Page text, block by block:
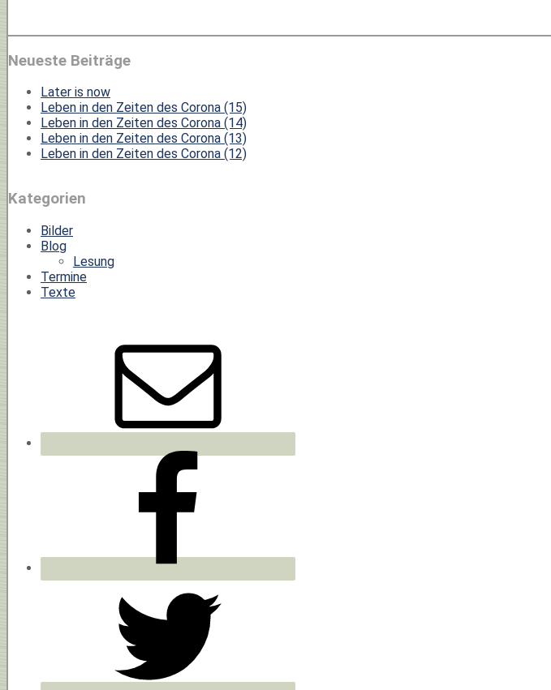
Neueste Beiträge
Later is now
Leben in den Zeiten des Corona (15)
Leben in den Zeiten des Corona (14)
Leben in den Zeiten des Corona (13)
Leben in den Zeiten des Corona (12)
Kategorien
Bilder
Blog
Lesung
Termine
Texte